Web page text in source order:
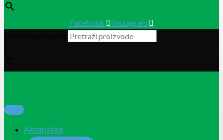
Facebook
Instagram
Akvaristika